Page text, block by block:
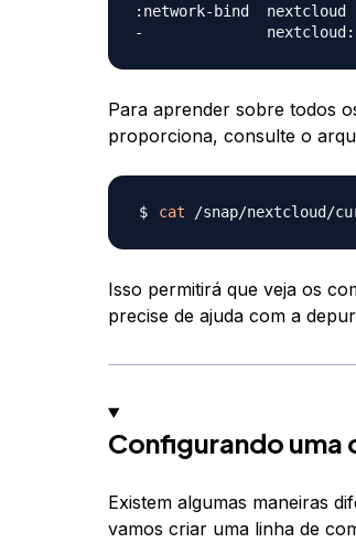
:network-bind  nextcloud
Para aprender sobre todos
proporciona, consulte o
cat
Isso permitirá que veja os
precise de ajuda com a
Configurando
Existem algumas maneiras
vamos criar uma linha de